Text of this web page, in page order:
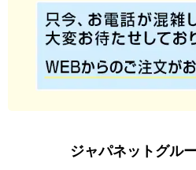
ジャパネットグル